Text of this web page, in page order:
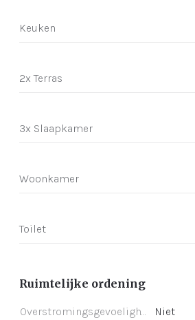
Keuken
2x Terras
3x Slaapkamer
Woonkamer
Toilet
Ruimtelijke ordening
Niet